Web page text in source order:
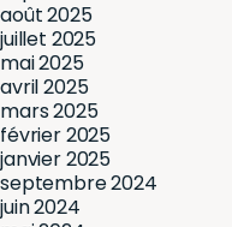
août 2025
juillet 2025
mai 2025
avril 2025
mars 2025
février 2025
janvier 2025
septembre 2024
juin 2024